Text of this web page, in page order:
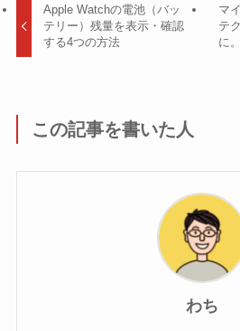
Apple Watchの電池（バッ
テリー）残量を表示・確認
する4つの方法
マ
テ
に
この記事を書いた人
わち